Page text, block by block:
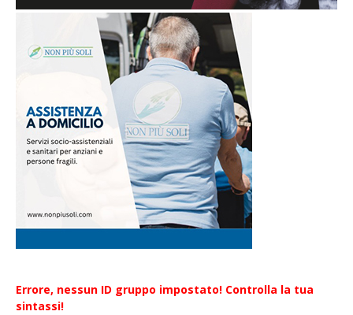
Errore, nessun ID gruppo impostato! Controlla la tua
sintassi!